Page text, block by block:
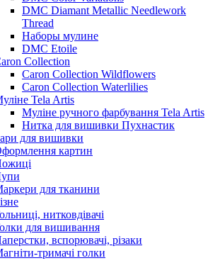
DMC Diamant Metallic Needlework
Thread
Наборы мулине
DMC Etoile
Collection
Caron Collection Wildflowers
Caron Collection Waterlilies
Tela Artis
Муліне ручного фарбування Tela Artis
Нитка для вишивки Пухнастик
для вишивки
картин
для тканини
нитковдівачі
для вишивання
вспорювачі, різаки
тримачі голки